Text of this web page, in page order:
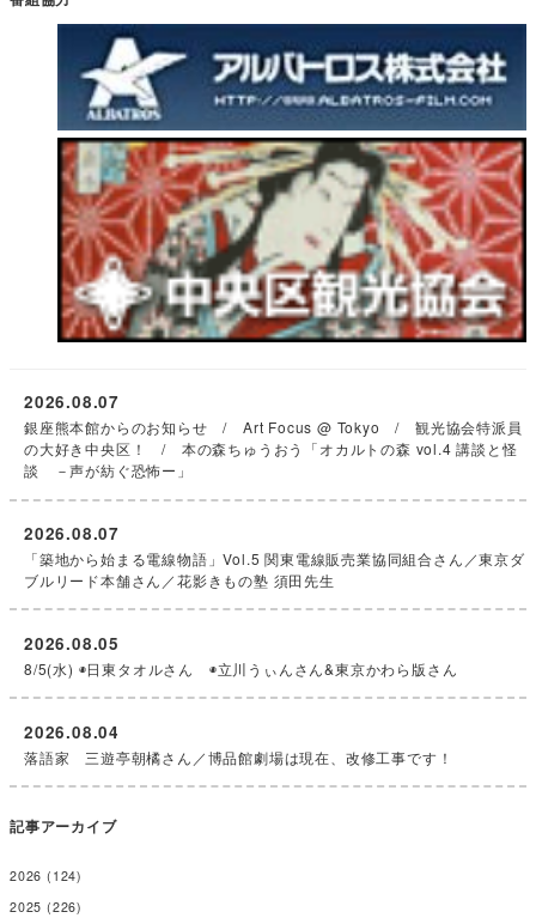
銀座熊本館からのお知らせ / Art Focus @ Tokyo / 観光協会特派員
の大好き中央区！ / 本の森ちゅうおう「オカルトの森 vol.4 講談と怪
談 －声が紡ぐ恐怖ー」
2026.08.07
「築地から始まる電線物語」Vol.5 関東電線販売業協同組合さん／東京ダ
ブルリード本舗さん／花影きもの塾 須田先生
2026.08.07
8/5(水) ◉日東タオルさん ◉立川うぃんさん&東京かわら版さん
2026.08.05
落語家 三遊亭朝橘さん／博品館劇場は現在、改修工事です！
2026.08.04
記事アーカイブ
2026 (124)
2025 (226)